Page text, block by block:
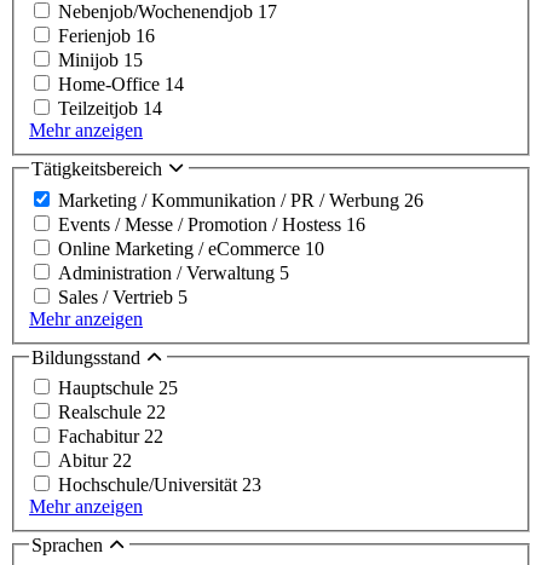
Nebenjob/Wochenendjob 17
Ferienjob 16
Minijob 15
Home-Office 14
Teilzeitjob 14
Mehr anzeigen
Tätigkeitsbereich
Marketing / Kommunikation / PR / Werbung 26
Events / Messe / Promotion / Hostess 16
Online Marketing / eCommerce 10
Administration / Verwaltung 5
Sales / Vertrieb 5
Mehr anzeigen
Bildungsstand
Hauptschule 25
Realschule 22
Fachabitur22
Abitur22
Hochschule/Universität23
Mehr anzeigen
Sprachen